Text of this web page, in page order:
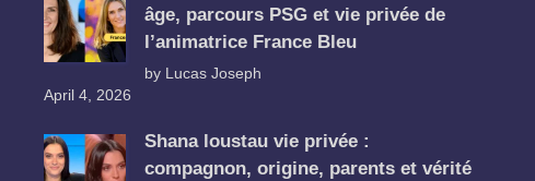
âge, parcours PSG et vie privée de
l’animatrice France Bleu
by Lucas Joseph
April 4, 2026
Shana loustau vie privée :
compagnon, origine, parents et vérité